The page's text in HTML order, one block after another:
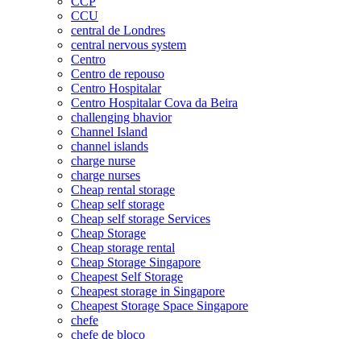
CCU
central de Londres
central nervous system
Centro
Centro de repouso
Centro Hospitalar
Centro Hospitalar Cova da Beira
challenging bhavior
Channel Island
channel islands
charge nurse
charge nurses
Cheap rental storage
Cheap self storage
Cheap self storage Services
Cheap Storage
Cheap storage rental
Cheap Storage Singapore
Cheapest Self Storage
Cheapest storage in Singapore
Cheapest Storage Space Singapore
chefe
chefe de bloco